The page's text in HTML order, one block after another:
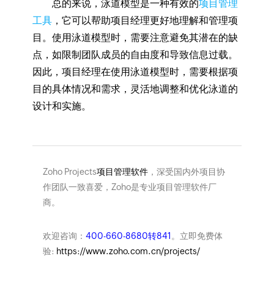
总的来说，泳道模型是一种有效的项目管理
工具，它可以帮助项目经理更好地理解和管理项
目。使用泳道模型时，需要注意避免其潜在的缺
点，如限制团队成员的自由度和导致信息过载。
因此，项目经理在使用泳道模型时，需要根据项
目的具体情况和需求，灵活地调整和优化泳道的
设计和实施。
Zoho Projects项目管理软件，深受国内外项目协
作团队一致喜爱，Zoho是专业项目管理软件厂
商。
欢迎咨询： 400-660-8680转841 。立即免费体
验: https://www.zoho.com.cn/projects/